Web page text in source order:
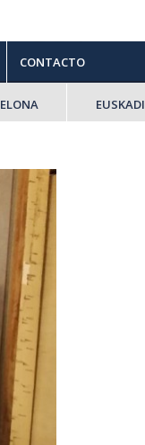
CONTACTO
EUSKADI